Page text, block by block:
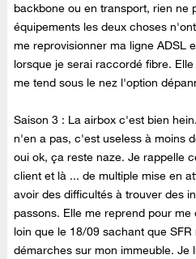
backbone ou en transport, rien ne
équipements les deux choses
me reprovisionner ma ligne ADSL
lorsque je serai raccordé fibre.
me tend sous le nez l'option
Saison 3 : La airbox c'est bien
n'en a pas, c'est useless à moins
oui ok, ça reste naze. Je rappelle
client et là ... de multiple mise en
avoir des difficultés à trouver des
passons. Elle me reprend pour
loin que le 18/09 sachant que
démarches sur mon immeuble. Je